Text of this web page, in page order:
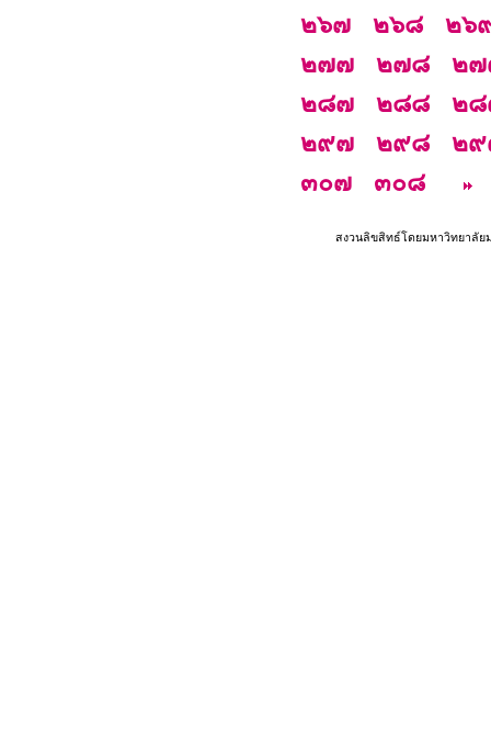
๒๖๗
๒๖๘
๒๖
๒๗๗
๒๗๘
๒
๒๘๗
๒๘๘
๒
๒๙๗
๒๙๘
๒
๓๐๗
๓๐๘
สงวนลิขสิทธ์โดยมหาวิทยาลั